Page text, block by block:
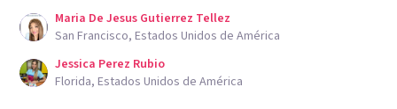
Maria De Jesus Gutierrez Tellez
San Francisco, Estados Unidos de América
Jessica Perez Rubio
Florida, Estados Unidos de América